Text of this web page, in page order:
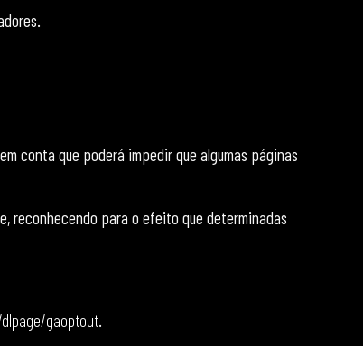
conta que poderá impedir que algumas páginas
reconhecendo para o efeito que determinadas
gaoptout.